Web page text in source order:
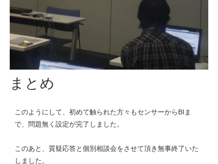
まとめ
このようにして、初めて触られた方々もセンサーからBIま
で、問題無く設定が完了しました。
このあと、質疑応答と個別相談会をさせて頂き無事終了いた
しました。